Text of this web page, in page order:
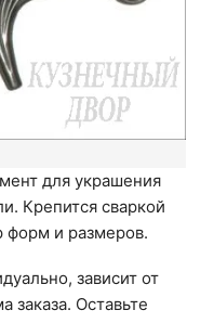
для украшения
Крепится сваркой
форм и размеров.
зависит от
заказа. Оставьте